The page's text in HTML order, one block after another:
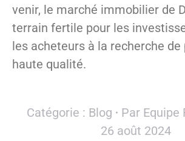
venir, le marché immobilier de
terrain fertile pour les
les acheteurs à la recherche
haute qualité.
Catégorie : Blog Par Equipe
26 août 2024